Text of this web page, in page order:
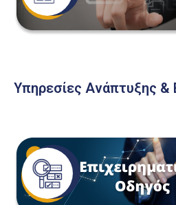
Υπηρεσίες Ανάπτυξης &